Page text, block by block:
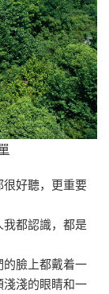
好聽，更重要
都認識，都是
臉上都戴着一
淺的眼睛和一